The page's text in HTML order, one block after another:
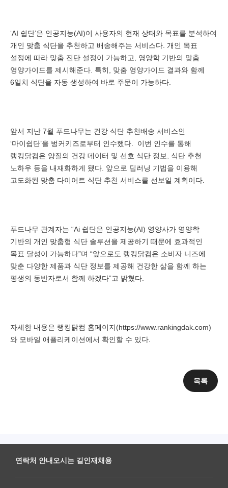
‘AI 쉽단’은 인공지능(AI)이 사용자의 현재 상태와 목표를 분석하여
개인 맞춤 식단을 추천하고 배송해주는 서비스다. 개인 목표
설정에 따라 맞춤 진단 설정이 가능하고, 영양학 기반의 맞춤
영양가이드를 제시해준다. 특히, 맞춤 영양가이드 결과와 함께
6일치 식단을 자동 생성하여 바로 주문이 가능하다.
앞서 지난 7월 푸드나무는 건강 식단 추천배송 서비스인
‘마이쉽단’을 벙커키즈로부터 인수했다. 이번 인수를 통해
랭킹닭컴은 양질의 건강 데이터 및 선호 식단 정보, 식단 추천
노하우 등을 내재화하게 됐다. 앞으로 딥러닝 기법을 이용해
고도화된 맞춤 다이어트 식단 추천 서비스를 선보일 계획이다.
푸드나무 관계자는 “Ai 쉽단은 인공지능(AI) 영양사가 영양학
기반의 개인 맞춤형 식단 솔루션을 제공하기 때문에 효과적인
목표 달성이 가능하다”며 “앞으로도 랭킹닭컴은 소비자 니즈에
맞춘 다양한 제품과 식단 정보를 제공해 건강한 삶을 함께 하는
평생의 동반자로서 함께 하겠다”고 밝혔다.
자세한 내용은 랭킹닭컴 홈페이지(https://www.rankingdak.com)
와 모바일 애플리케이션에서 확인할 수 있다.
목록
연락처 안내 오시는 길인재채용